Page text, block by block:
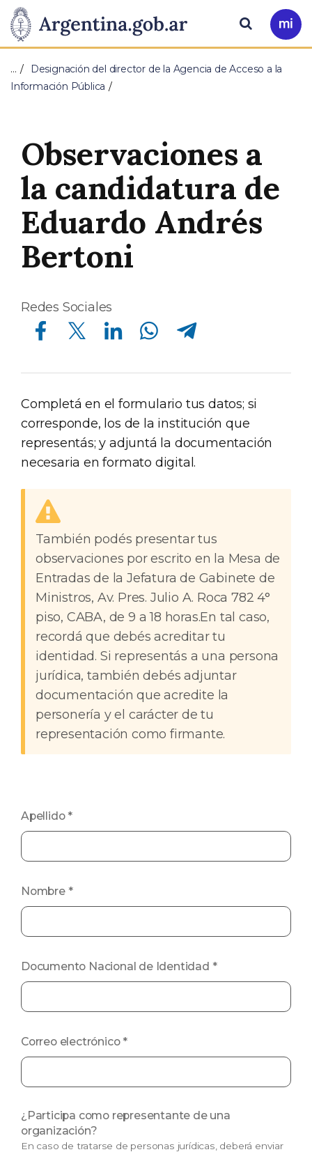
Presidencia
de
la
Pasar al contenido principal
Ir
a
Buscar
…
Designación del director de la Agencia de Acceso a la
Información Pública
Observaciones a
la candidatura de
Eduardo Andrés
Bertoni
Redes Sociales
Compartir en Facebook Compartir en Twitter Compartir en Linkedin Compartir en Whatsapp Compartir en Telegram
Completá en el formulario tus datos; si
corresponde, los de la institución que
representás; y adjuntá la documentación
necesaria en formato digital.
También podés presentar tus
observaciones por escrito en la Mesa de
Entradas de la Jefatura de Gabinete de
Ministros, Av. Pres. Julio A. Roca 782 4°
piso, CABA, de 9 a 18 horas.En tal caso,
recordá que debés acreditar tu
identidad. Si representás a una persona
jurídica, también debés adjuntar
documentación que acredite la
personería y el carácter de tu
representación como firmante.
Apellido *
Nombre *
Documento Nacional de Identidad *
Correo electrónico *
¿Participa como representante de una
organización?
En caso de tratarse de personas jurídicas, deberá enviar